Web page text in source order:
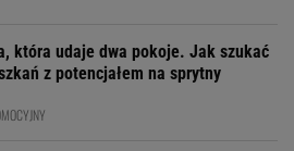
która udaje dwa pokoje. Jak szukać
z potencjałem na sprytny